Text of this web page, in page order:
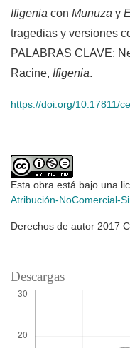
Ifigenia con Munuza y
tragedias y versiones
PALABRAS CLAVE:
Racine, Ifigenia.
https://doi.org/10.17811/
Esta obra está bajo una
Atribución-NoComercial-
Derechos de autor 2017
Descargas